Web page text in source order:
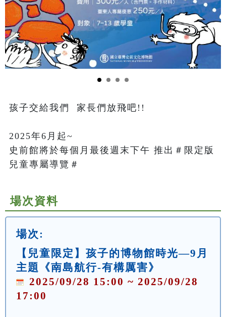
孩子交給我們  家長們放飛吧!!
2025年6月起~
史前館將於每個月最後週末下午 推出＃限定版
兒童專屬導覽＃
場次資料
場次:
【兒童限定】孩子的博物館時光—9月
主題《南島航行-有構厲害》
2025/09/28 15:00 ~ 2025/09/28
17:00